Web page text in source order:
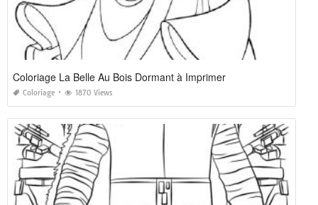
Coloriage La Belle Au Bois Dormant à Imprimer
Coloriage 1870 Views